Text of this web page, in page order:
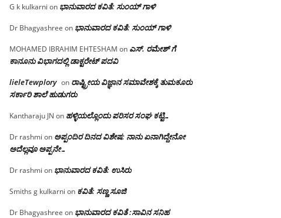
G k kulkarni on ಭಾನುವಾರದ ಕವಿತೆ: ಸುಂಯ್ ಗಾಳಿ
Dr Bhagyashree on ಭಾನುವಾರದ ಕವಿತೆ: ಸುಂಯ್ ಗಾಳಿ
MOHAMED IBRAHIM EHTESHAM on ಎಸ್. ರಮೇಶ್ ಗೆ
ಕಾನೂನು ವಿಭಾಗದಲ್ಲಿ ಡಾಕ್ಟರೇಟ್ ಪದವಿ
lieleTewplory on ರಾಷ್ಟ್ರೀಯ ವಿಜ್ಞಾನ ಸಮಾವೇಶಕ್ಕೆ‌ ತುಮಕೂರು
ಸರ್ಕಾರಿ ಶಾಲೆ ಹುಡುಗರು
Kantharaju JN on ಹಳ್ಳಿಯಲ್ಲೊಂದು ಪರಿಸರ ಸಂಘ ಕಟ್ಟಿ…
Dr rashmi on ಅಪ್ಪಂದಿರ ದಿನದ ವಿಶೇಷ: ನಾನು ಏನಾಗಿದ್ದೇನೋ‌
ಅದೆಲ್ಲವೂ ಅಪ್ಪನೇ…
Dr rashmi on ಭಾನುವಾರದ ಕವಿತೆ: ಉಸಿರು
Smiths g kulkarni on ಕವಿತೆ: ಸಣ್ಣ ಸೂಜಿ
Dr Bhagyashree on ಭಾನುವಾರದ ಕವಿತೆ :ಸಾವಿನ ಸನಿಹ